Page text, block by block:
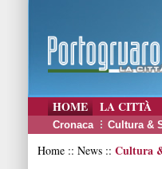
HOME LA CITTÀ
Cronaca Cultura &
Home :: News :: Cultura